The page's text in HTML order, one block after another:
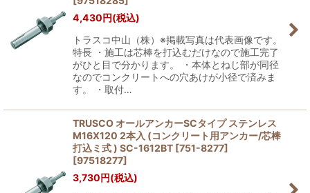
4,430円(税込)
トラスコ中山（株）※掲載写真は代表画像です。
特長 ・施工は芯棒を打込むだけなので施工完了
がひと目で分かります。 ・本体とねじ部が同径
なのでコンクリートへの穴あけが小径で済みま
す。 ・取付…
TRUSCO オールアンカーSCタイプ ステンレス
M16X120 2本入 (コンクリート用アンカー/芯棒
打込ミ式 ) SC-1612BT [751-8277]
[97518277]
3,730円(税込)